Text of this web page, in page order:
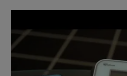
◆ISOプラグ対応
国際規格ＩISO（IEC）80369対